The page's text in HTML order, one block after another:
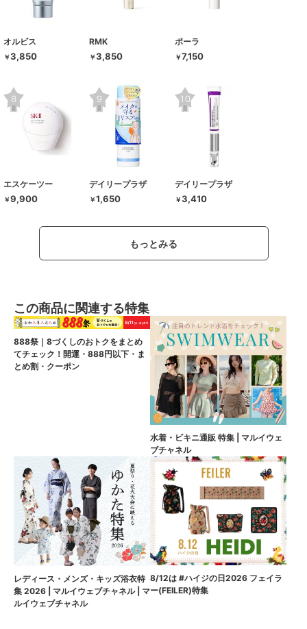
オルビス
￥3,850
RMK
￥3,850
ポーラ
￥7,150
エスケーツー
￥9,900
デイリープラザ
￥1,650
デイリープラザ
￥3,410
もっとみる
この商品に関連する特集
888祭｜8づくしのおトクをまとめ
てチェック！開運・888円以下・ま
とめ割・クーポン
水着・ビキニ通販 特集 | マルイウェ
ブチャネル
レディース・メンズ・キッズ浴衣特
集 2026 | マルイウェブチャネル | マ
ルイウェブチャネル
8/12は #ハイジの日2026 フェイラ
ー(FEILER)特集